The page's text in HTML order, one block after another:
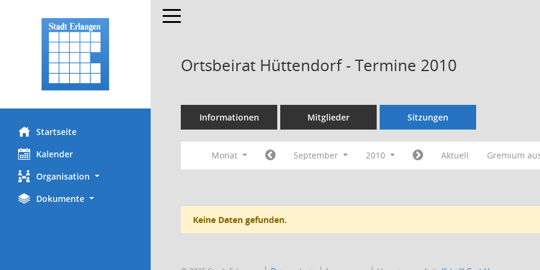
Startseite
Kalender
Organisation
Dokumente
Toggle navigation
Ortsbeirat Hüttendorf - Termine 2010
Informationen Mitglieder Sitzungen
Monat September 2010 Aktuell Gremium
Keine Daten gefunden.